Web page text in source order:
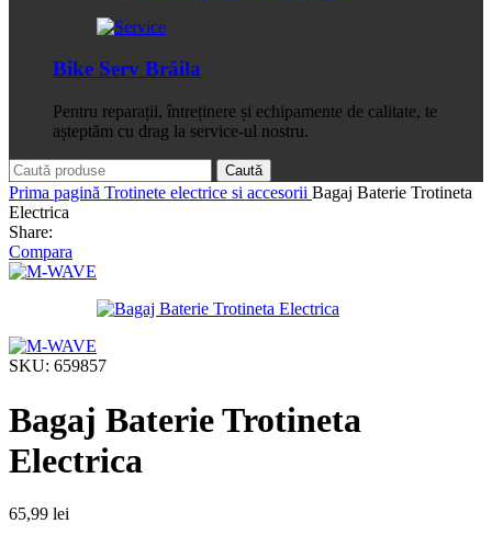
Bike Serv Brăila
Pentru reparații, întreținere și echipamente de calitate, te
așteptăm cu drag la service-ul nostru.
Caută
Prima pagină Trotinete electrice si accesorii Bagaj Baterie Trotineta
Electrica
Share:
Compara
SKU: 659857
Bagaj Baterie Trotineta
Electrica
65,99 lei